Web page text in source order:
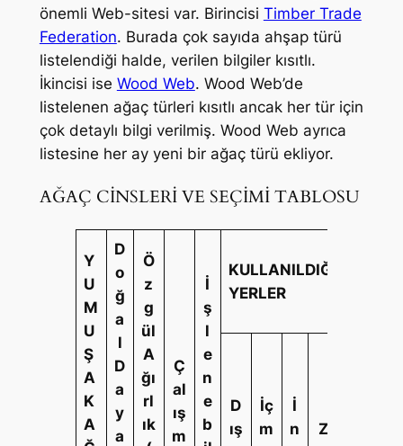
önemli Web-sitesi var. Birincisi Timber Trade
Federation. Burada çok sayıda ahşap türü
listelendiği halde, verilen bilgiler kısıtlı.
İkincisi ise Wood Web. Wood Web’de
listelenen ağaç türleri kısıtlı ancak her tür için
çok detaylı bilgi verilmiş. Wood Web ayrıca
listesine her ay yeni bir ağaç türü ekliyor.
AĞAÇ CİNSLERİ VE SEÇİMİ TABLOSU
Y
U
M
U
Ş
A
K
A
D
o
ğ
a
l
D
a
y
a
Ö
z
g
ül
A
ğı
rl
ık
Ç
al
ış
m
İ
ş
l
e
n
e
b
KULLANILDIĞI
YERLER
D
ış
İç
m
İ
n
Z